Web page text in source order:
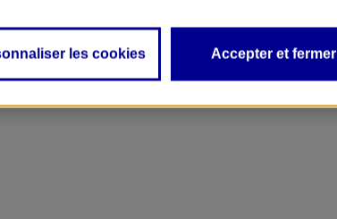
les cookies Accepter et fermer